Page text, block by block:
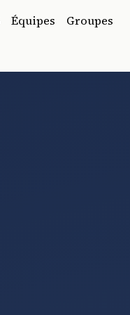
Équipes Groupes